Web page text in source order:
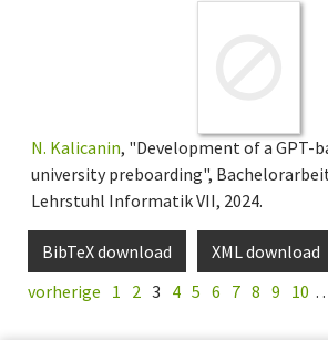
N. Kalicanin, "Development of a GPT-
university preboarding",
Lehrstuhl Informatik VII, 2024.
BibTeX download
XML download
vorherige 1 2 3 4 5 6 7 8 9 10